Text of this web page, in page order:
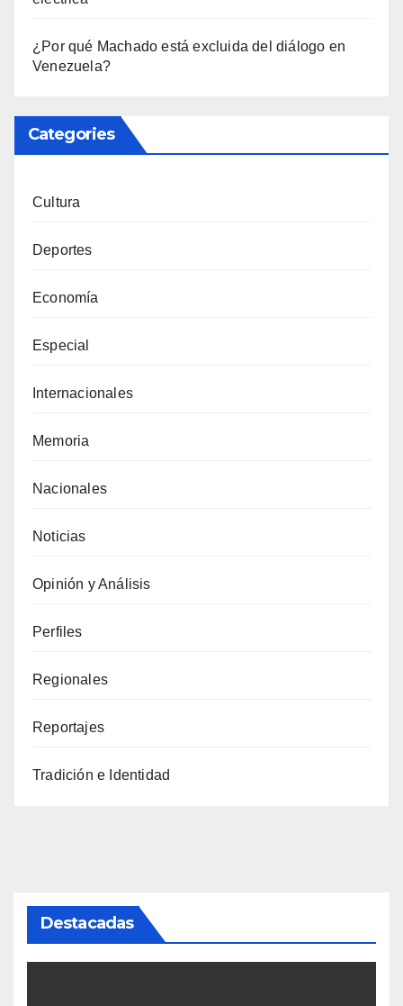
¿Por qué Machado está excluida del diálogo en
Venezuela?
Categories
Cultura
Deportes
Economía
Especial
Internacionales
Memoria
Nacionales
Noticias
Opinión y Análisis
Perfiles
Regionales
Reportajes
Tradición e Identidad
Destacadas